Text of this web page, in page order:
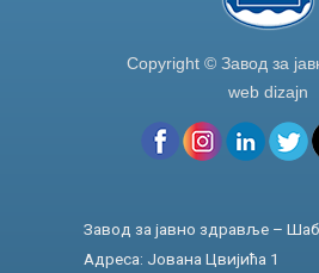
Copyright © Завод за
web dizajn
Завод за јавно здравље –
Адреса: Јована Цвијића 1